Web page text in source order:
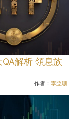
解析 領息族
作者： 李亞珊